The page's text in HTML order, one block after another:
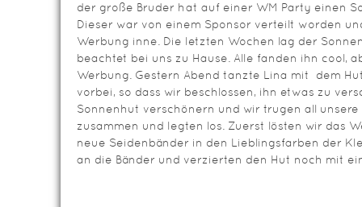
der große Bruder hat auf einer WM Party einen
Dieser war von einem Sponsor verteilt worden
Werbung inne. Die letzten Wochen lag der
beachtet bei uns zu Hause. Alle fanden ihn cool,
Werbung. Gestern Abend tanzte Lina mit dem
vorbei, so dass wir beschlossen, ihn etwas zu
Sonnenhut verschönern und wir trugen all
zusammen und legten los. Zuerst lösten wir das
neue Seidenbänder in den Lieblingsfarben der
an die Bänder und verzierten den Hut noch mit